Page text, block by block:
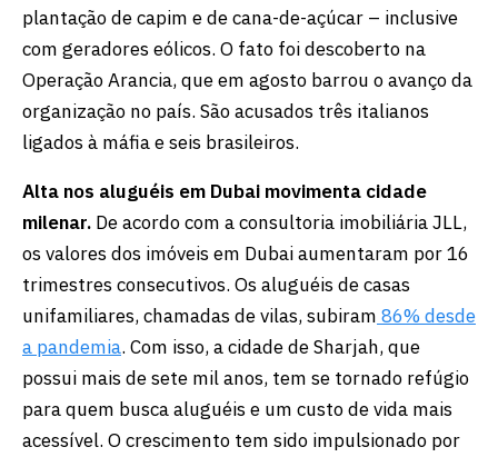
plantação de capim e de cana-de-açúcar – inclusive
com geradores eólicos. O fato foi descoberto na
Operação Arancia, que em agosto barrou o avanço da
organização no país. São acusados três italianos
ligados à máfia e seis brasileiros.
Alta nos aluguéis em Dubai movimenta cidade
milenar. De acordo com a consultoria imobiliária JLL,
os valores dos imóveis em Dubai aumentaram por 16
trimestres consecutivos. Os aluguéis de casas
unifamiliares, chamadas de vilas, subiram 86% desde
a pandemia. Com isso, a cidade de Sharjah, que
possui mais de sete mil anos, tem se tornado refúgio
para quem busca aluguéis e um custo de vida mais
acessível. O crescimento tem sido impulsionado por